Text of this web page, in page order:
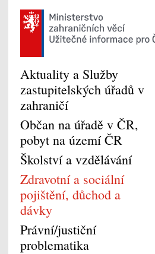
Aktuality a Služby
zastupitelských úřadů v
zahraničí
Občan na úřadě v ČR,
pobyt na území ČR
Školství a vzdělávání
Zdravotní a sociální
pojištění, důchod a
dávky
Právní/justiční
problematika